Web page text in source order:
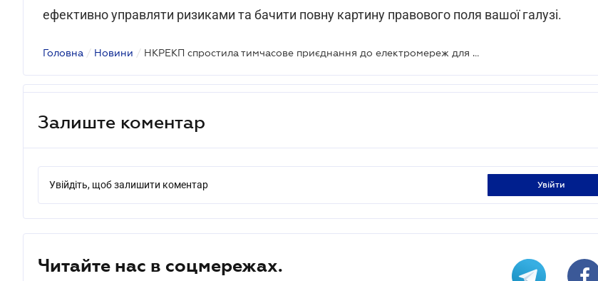
ефективно управляти ризиками та бачити повну картину правового поля вашої галузі.
Головна / Новини / НКРЕКП спростила тимчасове приєднання до електромереж для виробників енергії
Залиште коментар
Увійдіть, щоб залишити коментар увійти
Читайте нас в соцмережах.